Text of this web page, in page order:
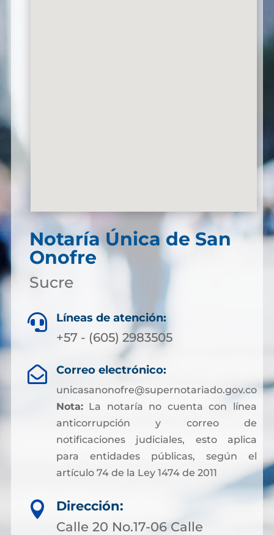
Notaría Única de San
Onofre
Sucre
 Líneas de atención:
+57 - (605) 2983505
 Correo electrónico:
unicasanonofre@supernotariado.gov.co
Nota:La notaría no cuenta con línea
anticorrupción y correo de
notificaciones judiciales, esto aplica
para entidades públicas, según el
artículo 74 de la Ley 1474 de 2011

Dirección:
Calle 20 No.17-06 Calle